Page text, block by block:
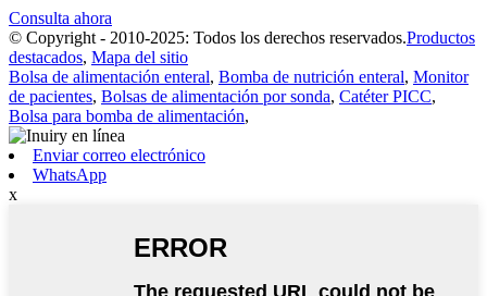
Consulta ahora
© Copyright - 2010-2025: Todos los derechos reservados.Productos
destacados, Mapa del sitio
Bolsa de alimentación enteral, Bomba de nutrición enteral, Monitor
de pacientes, Bolsas de alimentación por sonda, Catéter PICC,
Bolsa para bomba de alimentación,
Enviar correo electrónico
WhatsApp
x